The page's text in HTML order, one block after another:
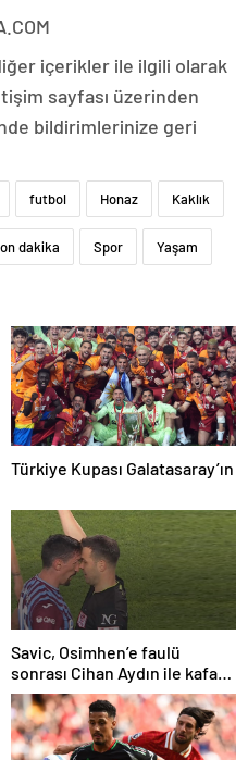
içerikler ile ilgili olarak
sayfası üzerinden
bildirimlerinize geri
futbol Honaz Kaklık
dakika Spor Yaşam
Türkiye Kupası Galatasaray’ın
Savic, Osimhen’e faulü
sonrası Cihan Aydın ile kafa
kafaya geldi!